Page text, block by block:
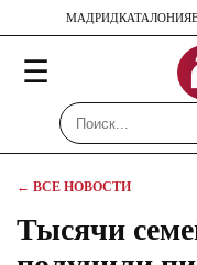
МАДРИДКАТАЛОНИЯ
☰
← ВСЕ НОВОСТИ
Тысячи